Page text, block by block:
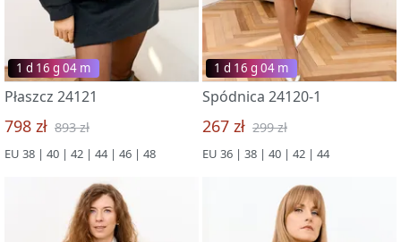
1 d 16 g 03 m
Płaszcz 24121
798 zł 893 zł
EU 38 | 40 | 42 | 44 | 46 | 48
1 d 16 g 03 m
Spódnica 24120-1
267 zł 299 zł
EU 36 | 38 | 40 | 42 | 44